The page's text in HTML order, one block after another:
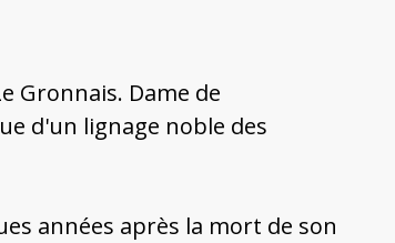
Gronnais. Dame de
d'un lignage noble des
années après la mort de son